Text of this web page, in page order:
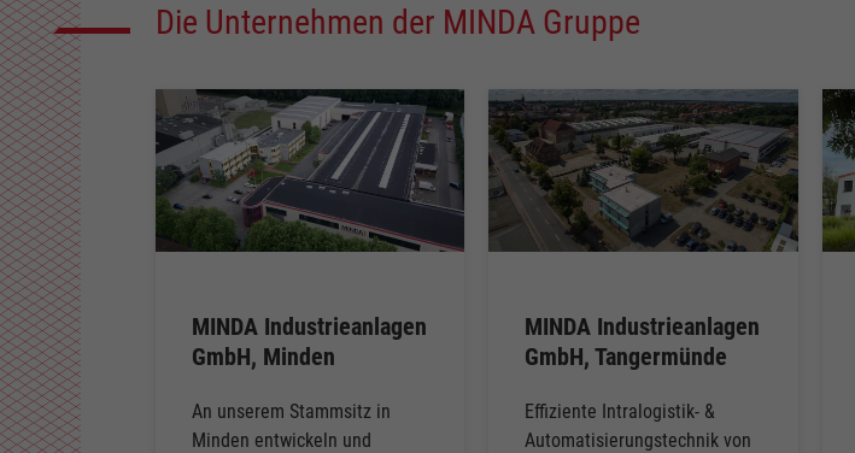
Die Unternehmen der MINDA Gruppe
MINDA Industrieanlagen
GmbH, Minden
An unserem Stammsitz in
Minden entwickeln und
MINDA Industrieanlagen
GmbH, Tangermünde
Effiziente Intralogistik- &
Automatisierungstechnik von